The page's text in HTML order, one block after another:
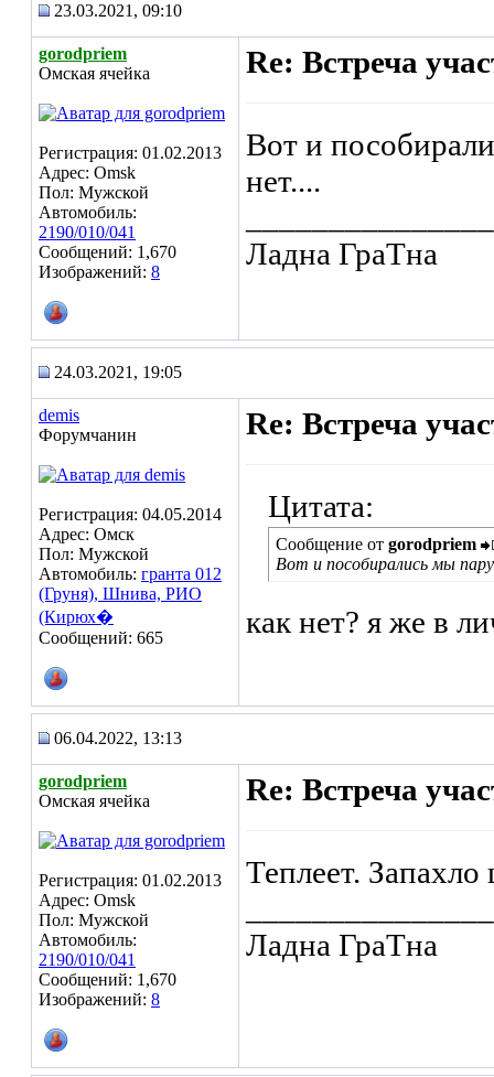
23.03.2021, 09:10
gorodpriem
Омская ячейка
Регистрация: 01.02.2013
Адрес: Omsk
Пол: Мужской
Автомобиль:
2190/010/041
Сообщений: 1,670
Изображений: 8
Re: Встреча
Вот и
нет....
Ладна ГраТна
24.03.2021, 19:05
demis
Форумчанин
Регистрация: 04.05.2014
Адрес: Омск
Пол: Мужской
Автомобиль: гранта 012
(Груня), Шнива, РИО
(Кирюх�
Сообщений: 665
Re: Встреча
Цитата:
Сообщение от gorodpriem
Вот и пособирались мы
как нет? я же в
06.04.2022, 13:13
gorodpriem
Омская ячейка
Регистрация: 01.02.2013
Адрес: Omsk
Пол: Мужской
Автомобиль:
2190/010/041
Сообщений: 1,670
Изображений: 8
Re: Встреча
Теплеет.
Ладна ГраТна